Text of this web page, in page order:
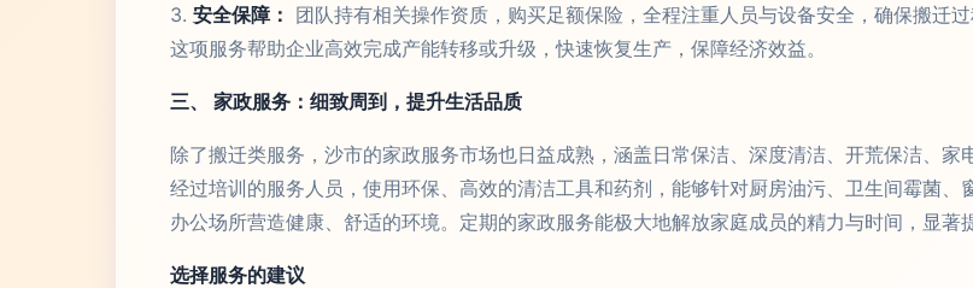
3. 安全保障： 团队持有相关操作资质，购买足额保险，全程注重人员与设备安全，确保搬迁过
这项服务帮助企业高效完成产能转移或升级，快速恢复生产，保障经济效益。
三、 家政服务：细致周到，提升生活品质
除了搬迁类服务，沙市的家政服务市场也日益成熟，涵盖日常保洁、深度清洁、开荒保洁、
经过培训的服务人员，使用环保、高效的清洁工具和药剂，能够针对厨房油污、卫生间霉菌
办公场所营造健康、舒适的环境。定期的家政服务能极大地解放家庭成员的精力与时间，显著
选择服务的建议